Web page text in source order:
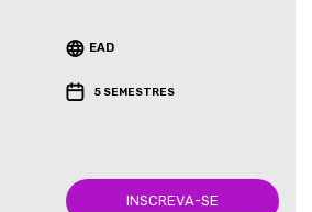
EAD
5 SEMESTRES
INSCREVA-SE